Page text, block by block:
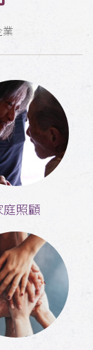
業
庭照顧